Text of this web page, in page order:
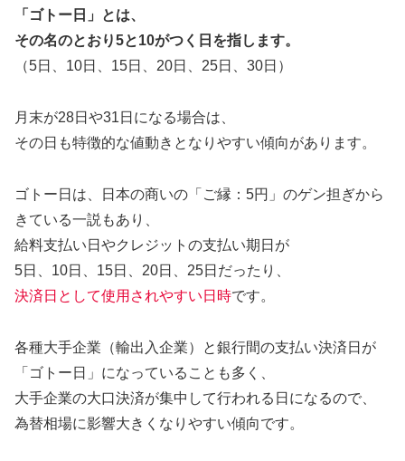
「ゴトー日」とは、
その名のとおり5と10がつく日を指します。
（5日、10日、15日、20日、25日、30日）
月末が28日や31日になる場合は、
その日も特徴的な値動きとなりやすい傾向があります。
ゴトー日は、日本の商いの「ご縁：5円」のゲン担ぎから
きている一説もあり、
給料支払い日やクレジットの支払い期日が
5日、10日、15日、20日、25日だったり、
決済日として使用されやすい日時です。
各種大手企業（輸出入企業）と銀行間の支払い決済日が
「ゴトー日」になっていることも多く、
大手企業の大口決済が集中して行われる日になるので、
為替相場に影響大きくなりやすい傾向です。